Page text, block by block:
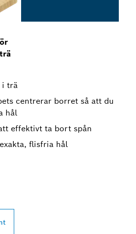
i trä
centrerar borret så att du
hål
effektivt ta bort spån
flisfria hål